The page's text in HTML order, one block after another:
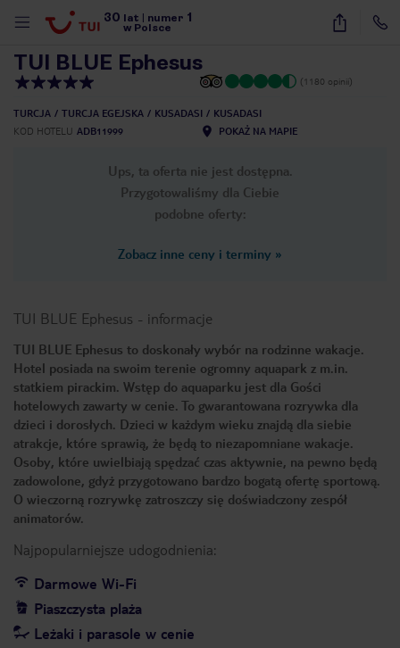
30 lat numer 1
w Polsce
57
TUI BLUE Ephesus
(1180 opinii)
TURCJA TURCJA EGEJSKA KUSADASI
KUSADASI
KOD HOTELU ADB11999 POKAŻ NA MAPIE
Ups, ta oferta nie jest dostępna.
Przygotowaliśmy dla Ciebie
podobne oferty:
Zobacz inne ceny i terminy »
TUI BLUE Ephesus - informacje
TUI BLUE Ephesus to doskonały wybór na rodzinne wakacje.
Hotel posiada na swoim terenie ogromny aquapark z m.in.
statkiem pirackim. Wstęp do aquaparku jest dla Gości
hotelowych zawarty w cenie. To gwarantowana rozrywka dla
dzieci i dorosłych. Dzieci w każdym wieku znajdą dla siebie
atrakcje, które sprawią, że będą to niezapomniane wakacje.
Osoby, które uwielbiają spędzać czas aktywnie, na pewno będą
zadowolone, gdyż przygotowano bardzo bogatą ofertę sportową.
O wieczorną rozrywkę zatroszczy się doświadczony zespół
animatorów.
Najpopularniejsze udogodnienia:
Darmowe Wi-Fi
Piaszczysta plaża
Leżaki i parasole w cenie